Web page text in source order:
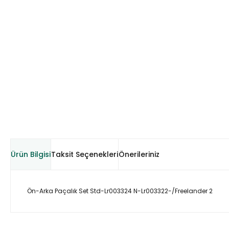
Ürün BilgisiTaksit SeçenekleriÖnerileriniz
Ön-Arka Paçalık Set Std-Lr003324 N-Lr003322-/Freelander 2